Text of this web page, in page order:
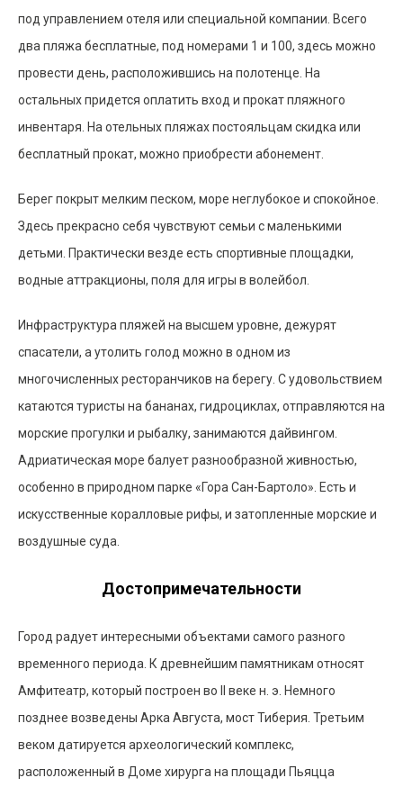
под управлением отеля или специальной компании. Всего
два пляжа бесплатные, под номерами 1 и 100, здесь можно
провести день, расположившись на полотенце. На
остальных придется оплатить вход и прокат пляжного
инвентаря. На отельных пляжах постояльцам скидка или
бесплатный прокат, можно приобрести абонемент.
Берег покрыт мелким песком, море неглубокое и спокойное.
Здесь прекрасно себя чувствуют семьи с маленькими
детьми. Практически везде есть спортивные площадки,
водные аттракционы, поля для игры в волейбол.
Инфраструктура пляжей на высшем уровне, дежурят
спасатели, а утолить голод можно в одном из
многочисленных ресторанчиков на берегу. С удовольствием
катаются туристы на бананах, гидроциклах, отправляются на
морские прогулки и рыбалку, занимаются дайвингом.
Адриатическая море балует разнообразной живностью,
особенно в природном парке «Гора Сан-Бартоло». Есть и
искусственные коралловые рифы, и затопленные морские и
воздушные суда.
Достопримечательности
Город радует интересными объектами самого разного
временного периода. К древнейшим памятникам относят
Амфитеатр, который построен во II веке н. э. Немного
позднее возведены Арка Августа, мост Тиберия. Третьим
веком датируется археологический комплекс,
расположенный в Доме хирурга на площади Пьяцца